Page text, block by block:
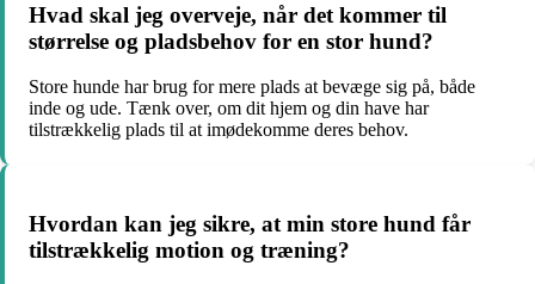
Hvad skal jeg overveje, når det kommer til
størrelse og pladsbehov for en stor hund?
Store hunde har brug for mere plads at bevæge sig på, både
inde og ude. Tænk over, om dit hjem og din have har
tilstrækkelig plads til at imødekomme deres behov.
Hvordan kan jeg sikre, at min store hund får
tilstrækkelig motion og træning?